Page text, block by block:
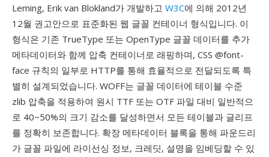
Leming, Erik van Blokland가 개발하고 W3C에 의해 2012년
12월 권고안으로 표준화된 웹 글꼴 컨테이너 형식입니다. 이
형식은 기존 TrueType 또는 OpenType 글꼴 데이터를 추가
메타데이터와 함께 압축 컨테이너로 래핑하며, CSS @font-
face 규칙의 일부로 HTTP를 통해 효율적으로 전달되도록 특
별히 설계되었습니다. WOFF는 글꼴 데이터에 테이블 수준
zlib 압축을 적용하여 원시 TTF 또는 OTF 파일 대비 일반적으
로 40~50%의 크기 감소를 달성하면서 모든 테이블과 글리프
를 정확히 보존합니다. 확장 메타데이터 블록을 통해 파운드리
가 글꼴 파일에 라이선싱 정보, 크레딧, 설명을 임베딩할 수 있